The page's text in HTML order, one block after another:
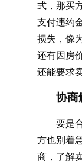
式，那买
支付违约
损失，像
还有因房
还能要求
协商
要是
方也别着
商，了解